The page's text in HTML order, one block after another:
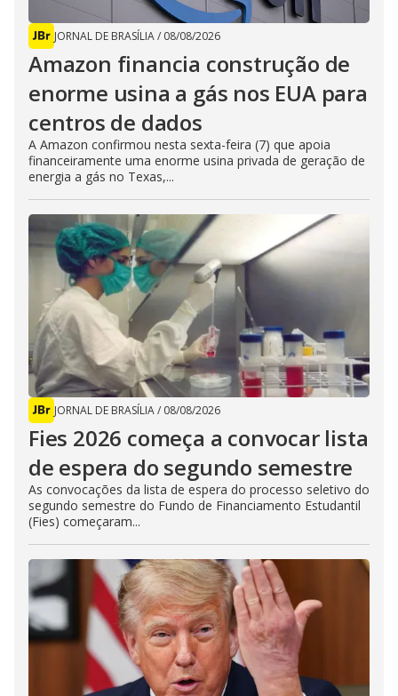
JORNAL DE BRASÍLIA/ 08/08/2026
Amazon financia construção de
enorme usina a gás nos EUA para
centros de dados
A Amazon confirmou nesta sexta-feira (7) que apoia
financeiramente uma enorme usina privada de geração de
energia a gás no Texas,...
JORNAL DE BRASÍLIA/ 08/08/2026
Fies 2026 começa a convocar lista
de espera do segundo semestre
As convocações da lista de espera do processo seletivo do
segundo semestre do Fundo de Financiamento Estudantil
(Fies) começaram...